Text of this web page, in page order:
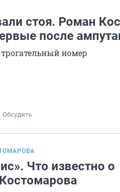
стоя. Роман
после
номер
Обсудить
Что известно о